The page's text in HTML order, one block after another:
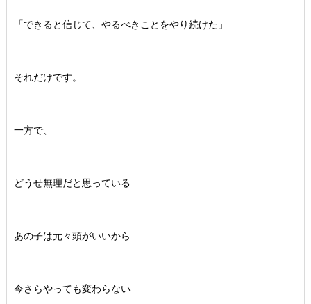
「できると信じて、やるべきことをやり続けた」
それだけです。
一方で、
どうせ無理だと思っている
あの子は元々頭がいいから
今さらやっても変わらない